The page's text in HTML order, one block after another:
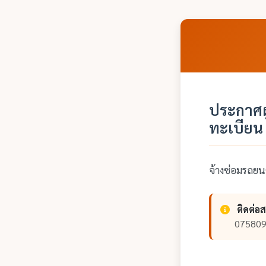
ประกา
ทะเบียน
จ้างซ่อมรถย
ติดต่อ